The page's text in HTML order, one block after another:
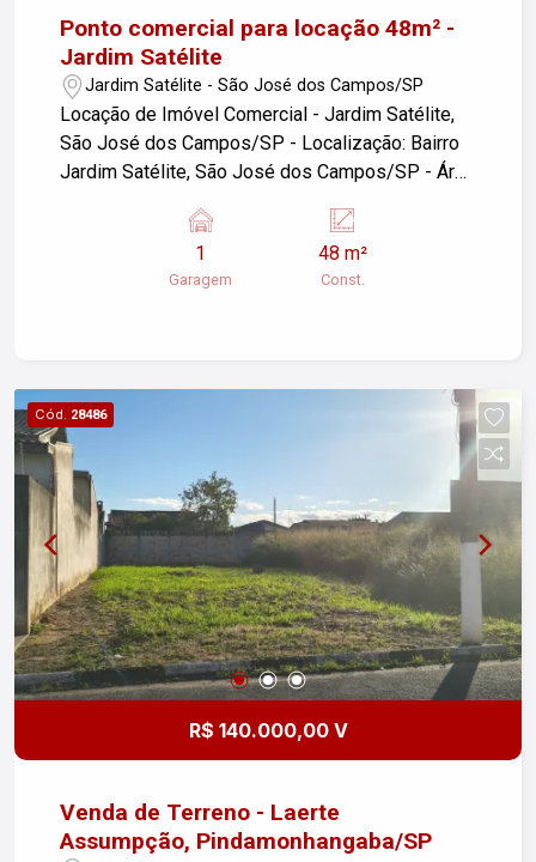
Ponto comercial para locação 48m² -
Jardim Satélite
Jardim Satélite - São José dos Campos/SP
Locação de Imóvel Comercial - Jardim Satélite,
São José dos Campos/SP - Localização: Bairro
Jardim Satélite, São José dos Campos/SP - Área
Este imóvel é ideal para diversos tipos de
negócios, oferecendo um espaço funcional e
bem localizado. Para mais informações ou
1
Garagem
48 m²
Const.
Cód. 28486
R$ 140.000,00 V
Venda de Terreno - Laerte
Assumpção, Pindamonhangaba/SP